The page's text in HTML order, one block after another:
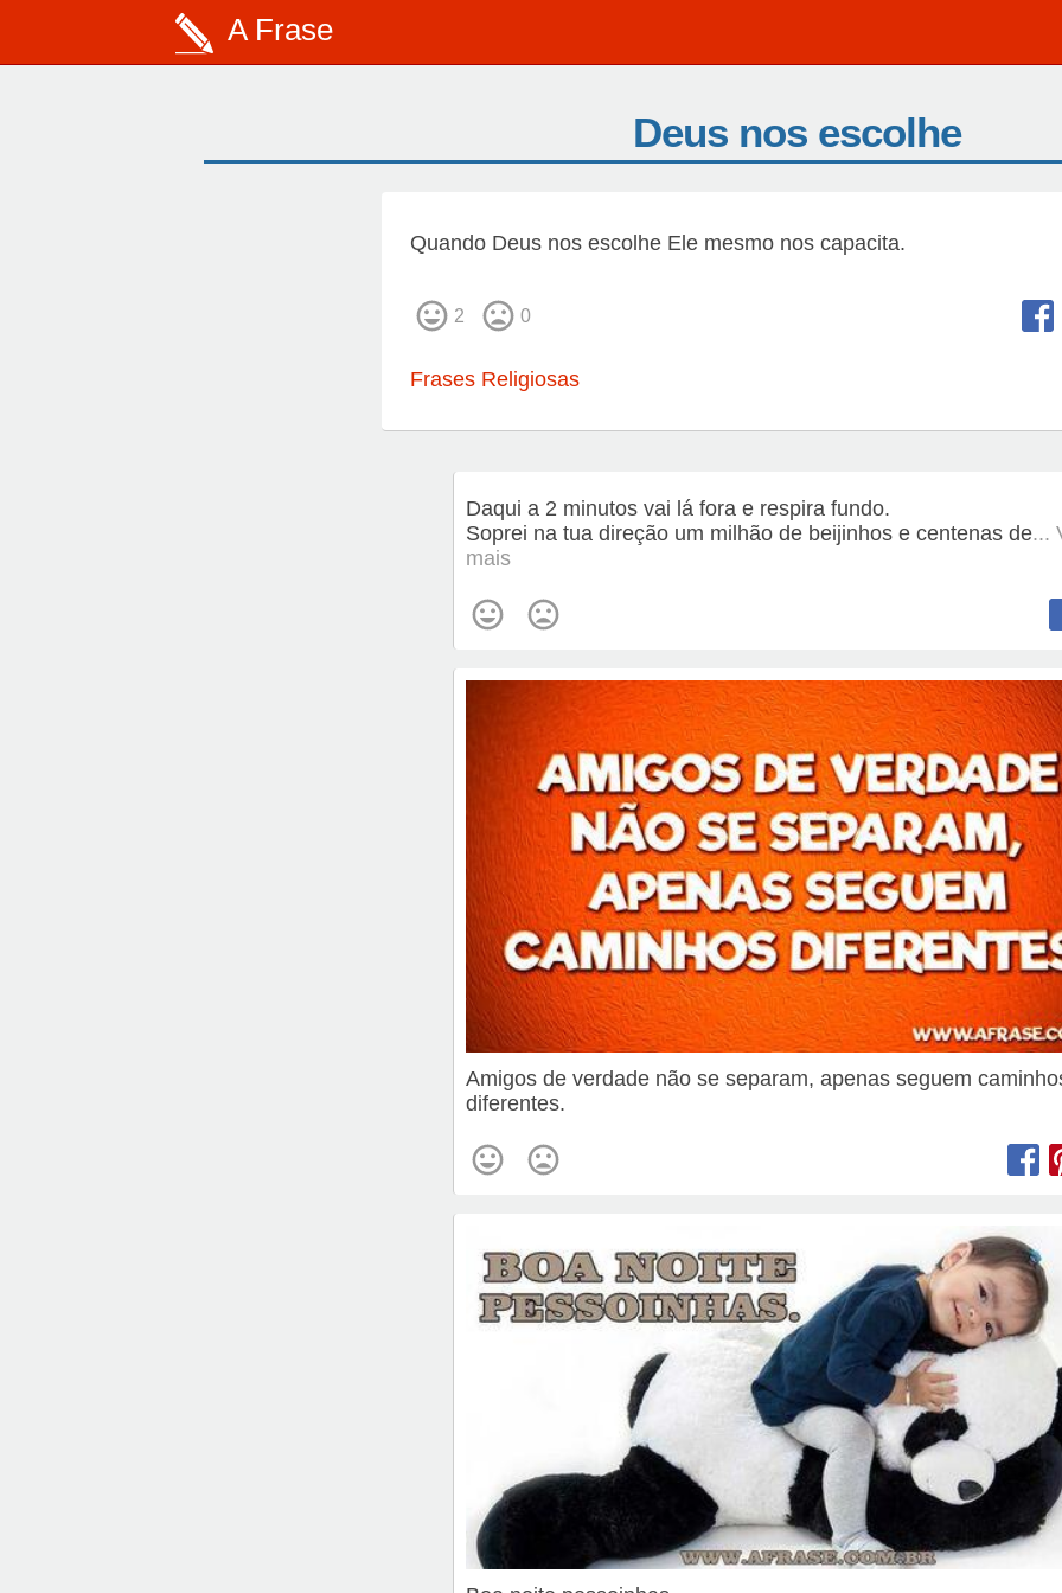
A Frase
Deus nos escolhe
Quando Deus nos escolhe Ele mesmo nos capacita.
2 0
Frases Religiosas
Daqui a 2 minutos vai lá fora e respira fundo.
Soprei na tua direção um milhão de beijinhos e centenas de...
mais
Amigos de verdade não se separam, apenas seguem
diferentes.